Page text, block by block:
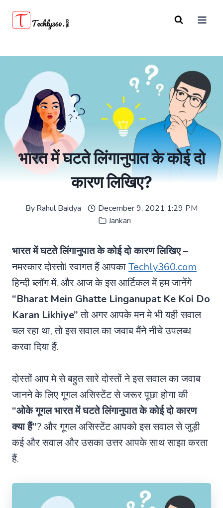
भारत में घटते लिंगानुपात के कोई दो
कारण लिखिए?
ByRahul Baidya
December 9, 2021 1:29 PM
Jankari
भारत में घटते लिंगानुपात के कोई दो कारण लिखिए–
नमस्कार दोस्तो! स्वागत हैं आपकाTechly360.com
हिन्दी ब्लॉग में. और आज के इस आर्टिकल में हम जानेंगे
“Bharat Mein Ghatte Linganupat Ke Koi Do
Karan Likhiye”तो अगर आपके मन मे भी यही सवाल
चल रहा था, तो इस सवाल का जवाब मैंने नीचे उपलब्ध
करवा दिया हैं.
दोस्तों आप मे से बहुत सारे दोस्तों ने इस सवाल का जवाब
जानने के लिए गूगल असिस्टेंट से जरूर पूछा होगा की
“ओके गूगल भारत में घटते लिंगानुपात के कोई दो कारण
क्या हैं”? और गूगल असिस्टेंट आपको इस सवाल से जुड़ी
कई और सवाल और उसका उत्तर आपके साथ साझा करता
हैं.